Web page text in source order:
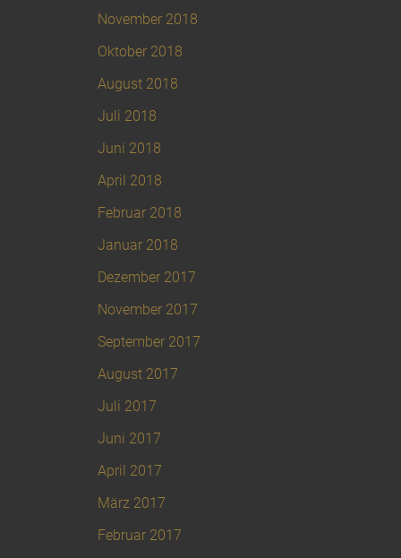
November 2018
Oktober 2018
August 2018
Juli 2018
Juni 2018
April 2018
Februar 2018
Januar 2018
Dezember 2017
November 2017
September 2017
August 2017
Juli 2017
Juni 2017
April 2017
März 2017
Februar 2017